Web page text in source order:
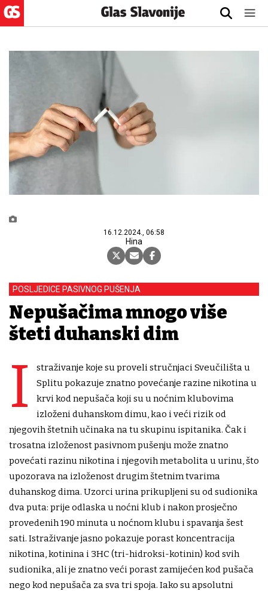
16.12.2024., 06:58
Hina
POSLJEDICE PASIVNOG PUŠENJA
Nepušačima mnogo više
šteti duhanski dim
I
straživanje koje su proveli stručnjaci Sveučilišta u
Splitu pokazuje znatno povećanje razine nikotina u
krvi kod nepušača koji su u noćnim klubovima
izloženi duhanskom dimu, kao i veći rizik od
njegovih štetnih učinaka na tu skupinu ispitanika. Čak i
trosatna izloženost pasivnom pušenju može znatno
povećati razinu nikotina i njegovih metabolita u urinu, što
upozorava na izloženost drugim štetnim tvarima
duhanskog dima. Uzorci urina prikupljeni su od sudionika
dva puta: prije odlaska u noćni klub i nakon prosječno
provedenih 190 minuta u noćnom klubu i spavanja šest
sati. Istraživanje jasno pokazuje porast koncentracija
nikotina, kotinina i 3HC (tri-hidroksi-kotinin) kod svih
sudionika, ali je znatno veći porast zamijećen kod pušača
nego kod nepušača za sva tri spoja. Iako su apsolutni